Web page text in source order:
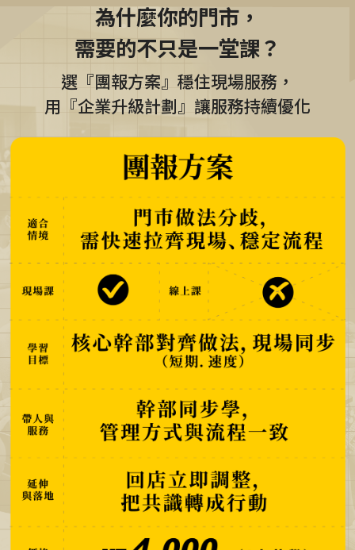
為什麼你的門市，
需要的不只是一堂課？
選『團報方案』穩住現場服務，
用『企業升級計劃』讓服務持續優化